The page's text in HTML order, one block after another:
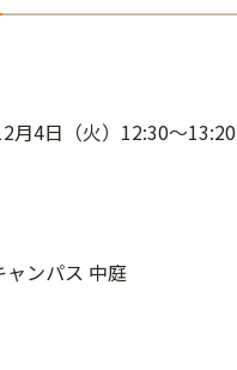
月4日（火）12:30～13:20
ャンパス 中庭